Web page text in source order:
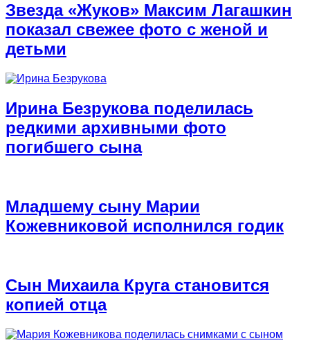
Звезда «Жуков» Максим Лагашкин
показал свежее фото с женой и
детьми
Ирина Безрукова поделилась
редкими архивными фото
погибшего сына
Младшему сыну Марии
Кожевниковой исполнился годик
Сын Михаила Круга становится
копией отца